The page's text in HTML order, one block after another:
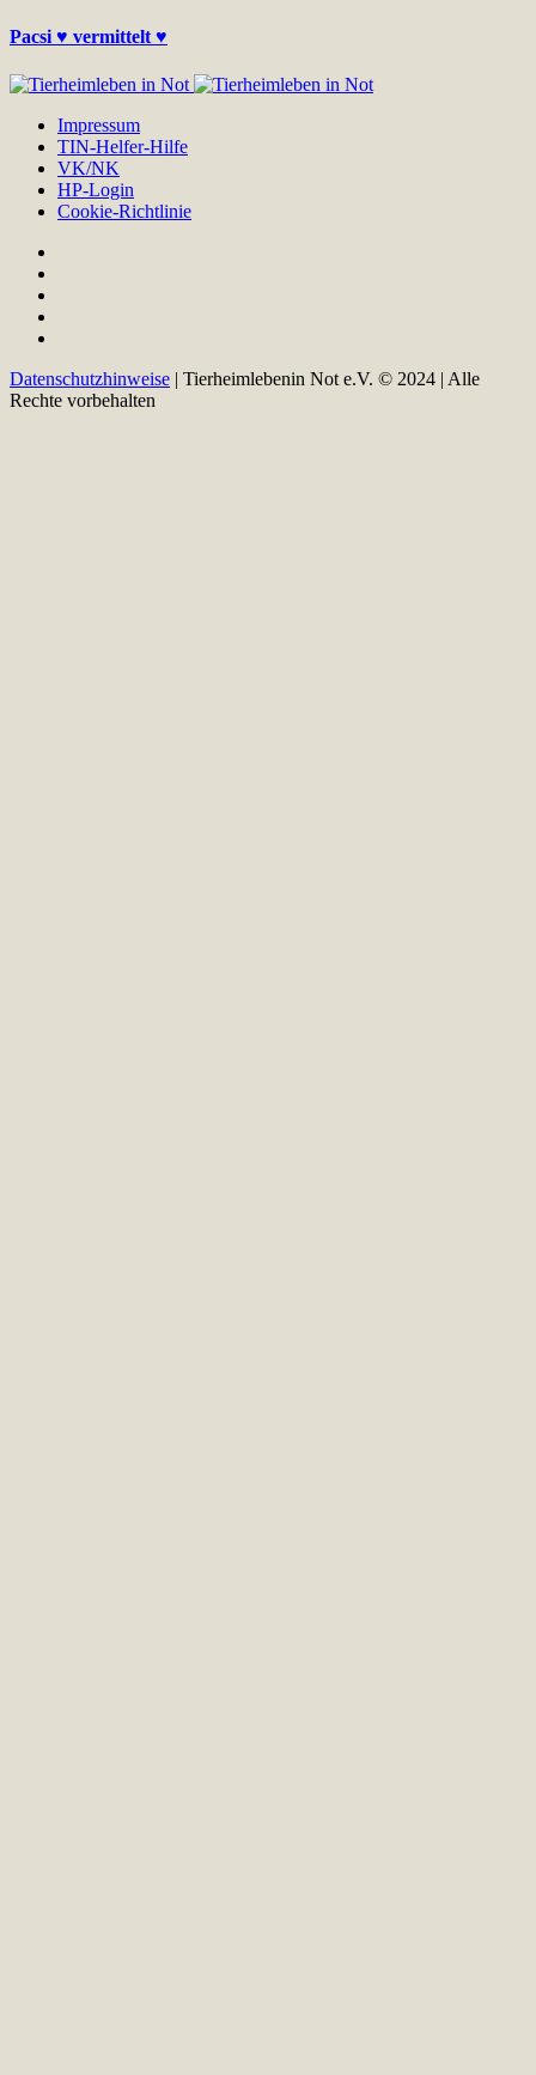
Pacsi ♥ vermittelt ♥
Impressum
TIN-Helfer-Hilfe
VK/NK
HP-Login
Cookie-Richtlinie
Datenschutzhinweise | Tierheimlebenin Not e.V. © 2024 | Alle
Rechte vorbehalten